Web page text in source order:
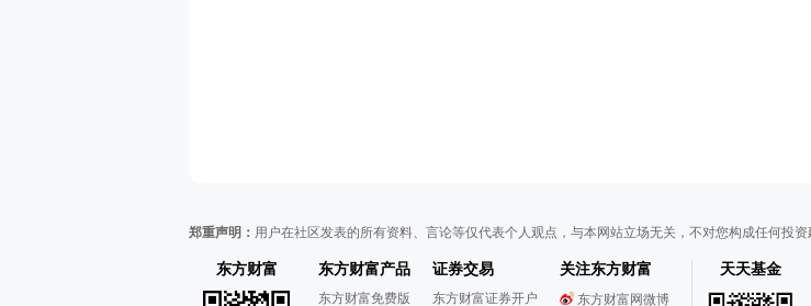
郑重声明： 用户在社区发表的所有资料、言论等仅代表个人观点，与本网站立场无关，不对您构成任何投
东方财富 东方财富产品
东方财富免费版
证券交易
东方财富证券开户
关注东方财富
东方财富网微博
天天基金